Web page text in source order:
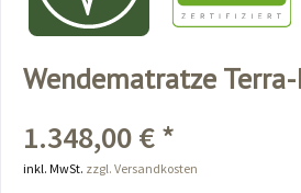
Wendematratze
1.348,00 € *
inkl. MwSt. zzgl. Versandkosten